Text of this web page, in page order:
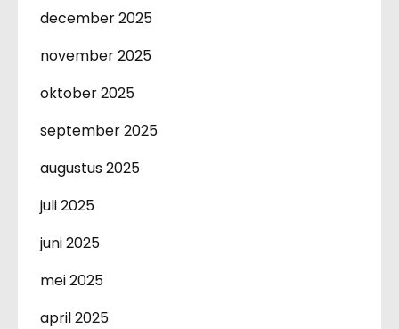
december 2025
november 2025
oktober 2025
september 2025
augustus 2025
juli 2025
juni 2025
mei 2025
april 2025